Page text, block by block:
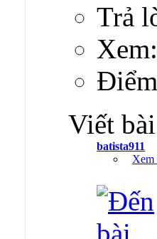
Trả
Viết
batista911
Xem